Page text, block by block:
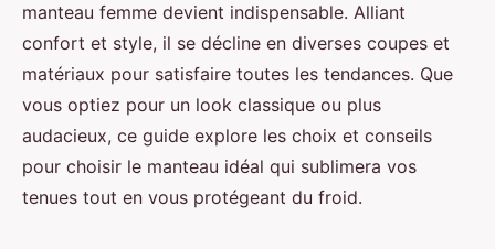
manteau femme devient indispensable. Alliant
confort et style, il se décline en diverses coupes et
matériaux pour satisfaire toutes les tendances. Que
vous optiez pour un look classique ou plus
audacieux, ce guide explore les choix et conseils
pour choisir le manteau idéal qui sublimera vos
tenues tout en vous protégeant du froid.